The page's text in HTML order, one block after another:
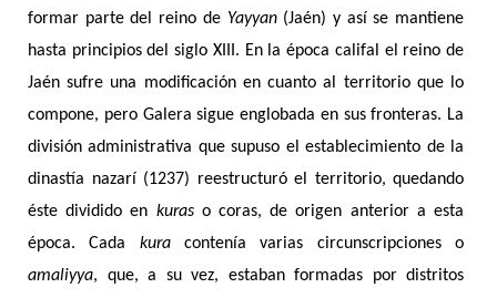
formar parte del reino de Yayyan (Jaén) y así se mantiene
hasta principios del siglo XIII. En la época califal el reino de
Jaén sufre una modificación en cuanto al territorio que lo
compone, pero Galera sigue englobada en sus fronteras. La
división administrativa que supuso el establecimiento de la
dinastía nazarí (1237) reestructuró el territorio, quedando
éste dividido en kuras o coras, de origen anterior a esta
época. Cada kuracontenía varias circunscripciones o
amaliyya, que, a su vez, estaban formadas por distritos